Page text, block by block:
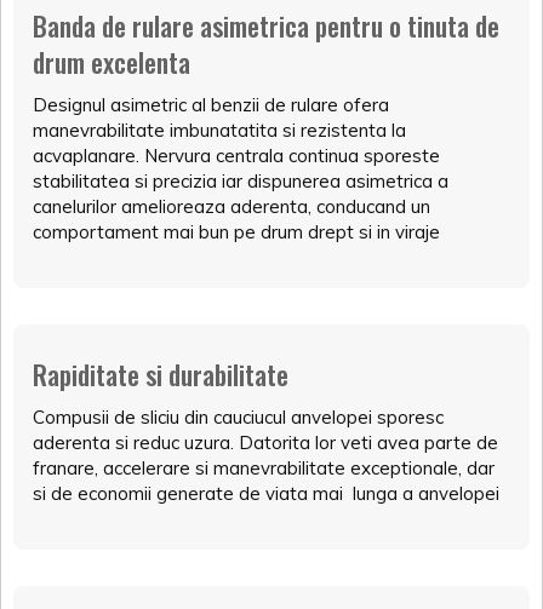
Banda de rulare asimetrica pentru o tinuta de
drum excelenta
Designul asimetric al benzii de rulare ofera
manevrabilitate imbunatatita si rezistenta la
acvaplanare. Nervura centrala continua sporeste
stabilitatea si precizia iar dispunerea asimetrica a
canelurilor amelioreaza aderenta, conducand un
comportament mai bun pe drum drept si in viraje
Rapiditate si durabilitate
Compusii de sliciu din cauciucul anvelopei sporesc
aderenta si reduc uzura. Datorita lor veti avea parte de
franare, accelerare si manevrabilitate exceptionale, dar
si de economii generate de viata mai lunga a anvelopei